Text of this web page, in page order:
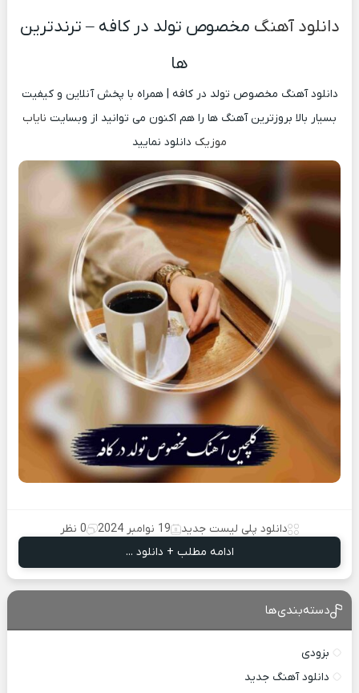
دانلود آهنگ مخصوص تولد در کافه – ترندترین
ها
دانلود آهنگ مخصوص تولد در کافه | همراه با پخش آنلاین و کیفیت
بسیار بالا بروزترین آهنگ ها را هم اکنون می توانید از وبسایت نایاب
موزیک دانلود نمایید
دانلود پلی لیست جدید 19 نوامبر 2024
0 نظر
ادامه مطلب + دانلود ...
دسته‌بندی‌ها
بزودی
دانلود آهنگ جدید